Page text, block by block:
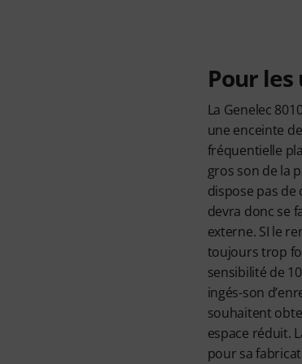
Pour
La Genelec
une enceinte
fréquentielle
gros son de la
dispose pas
devra donc se
externe. SI le
toujours trop
sensibilité de
ingés-son
souhaitent
espace réduit.
pour sa